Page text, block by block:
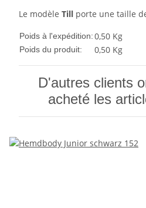
Le modèle Till porte une taille
Poids à l'expédition:0,50 Kg
Poids du produit: 0,50 Kg
D'autres clients
acheté les